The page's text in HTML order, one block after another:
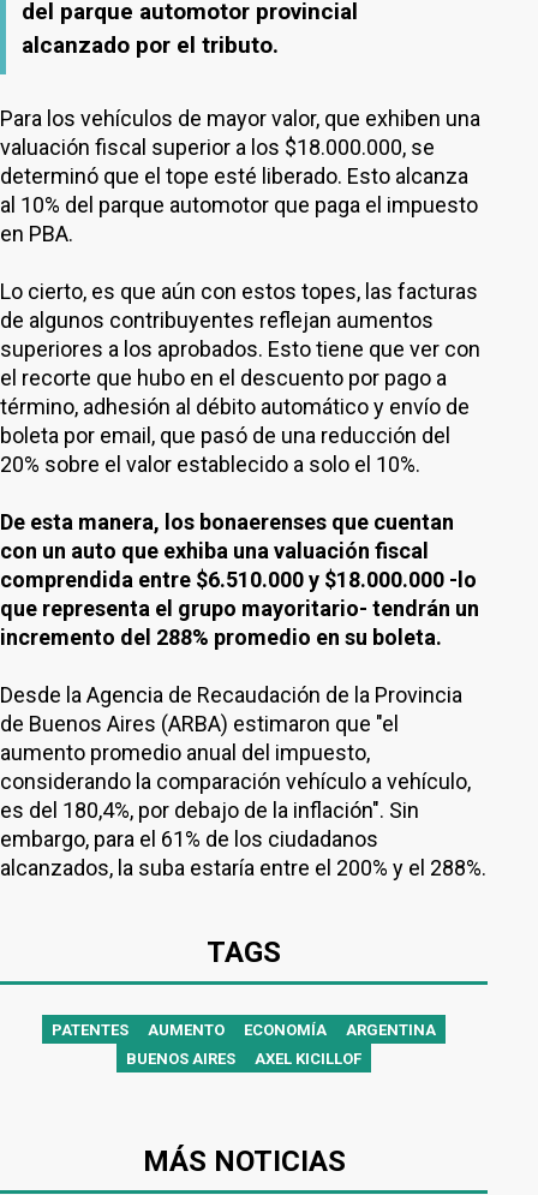
del parque automotor provincial
alcanzado por el tributo.
Para los vehículos de mayor valor, que exhiben una
valuación fiscal superior a los $18.000.000, se
determinó que el tope esté liberado. Esto alcanza
al 10% del parque automotor que paga el impuesto
en PBA.
Lo cierto, es que aún con estos topes, las facturas
de algunos contribuyentes reflejan aumentos
superiores a los aprobados. Esto tiene que ver con
el recorte que hubo en el descuento por pago a
término, adhesión al débito automático y envío de
boleta por email, que pasó de una reducción del
20% sobre el valor establecido a solo el 10%.
De esta manera, los bonaerenses que cuentan
con un auto que exhiba una valuación fiscal
comprendida entre $6.510.000 y $18.000.000 -lo
que representa el grupo mayoritario- tendrán un
incremento del 288% promedio en su boleta.
Desde la Agencia de Recaudación de la Provincia
de Buenos Aires (ARBA) estimaron que "el
aumento promedio anual del impuesto,
considerando la comparación vehículo a vehículo,
es del 180,4%, por debajo de la inflación". Sin
embargo, para el 61% de los ciudadanos
alcanzados, la suba estaría entre el 200% y el 288%.
TAGS
PATENTES AUMENTO ECONOMÍA
ARGENTINA
BUENOS AIRES
AXEL KICILLOF
MÁS NOTICIAS